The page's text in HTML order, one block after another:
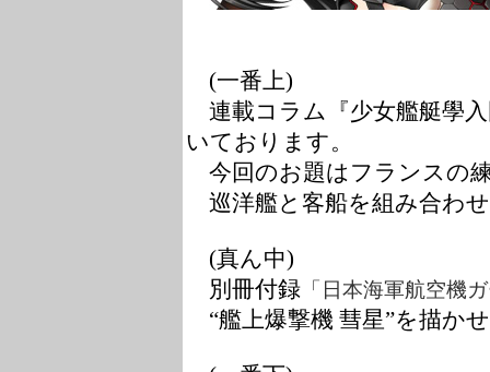
(一番上)
連載コラム『少女艦艇學
いております。
今回のお題はフランスの
巡洋艦と客船を組み合わ
(真ん中)
別冊付録 「日本海軍航空機
“艦上爆撃機 彗星”を描か